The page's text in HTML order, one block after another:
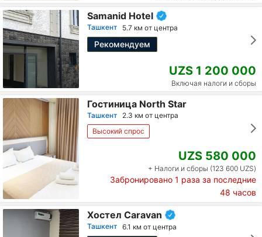
Samanid Hotel
Ташкент 5.7 км от центра
Рекомендуем
UZS 1 200 000
Включая налоги и сборы
Гостиница North Star
Ташкент
2.3 км от центра
Высокий спрос
UZS 580 000
+ Налоги и сборы (123 600 UZS)
Забронировано 1 раза за последние
48 часов
Хостел Caravan
Ташкент 6.1 км от центра